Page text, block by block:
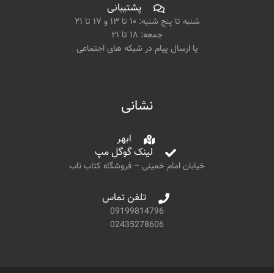
پشتیبانی
شنبه تا پنج شنبه: ۱۰ تا ۱۳ و ۱۷ تا ۲۱
جمعه: ۱۸ تا ۲۱
یا ارسال پیام در شبکه های اجتماعی
نشانی
ابهر
لینک گوگل مپ
خیابان امام خمینی – فروشگاه کتاب ناب
تلفن تماس
09199814796
02435278606